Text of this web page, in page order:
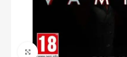
Click to enlarge